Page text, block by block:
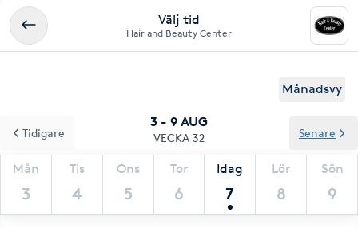
Välj tid
Hair and Beauty Center
Månadsvy
3 - 9 AUG
VECKA 32
Mån
3
Tis
4
Ons
5
Tor
6
Idag
7
Lör
8
Sön
9
Tidigare Senare